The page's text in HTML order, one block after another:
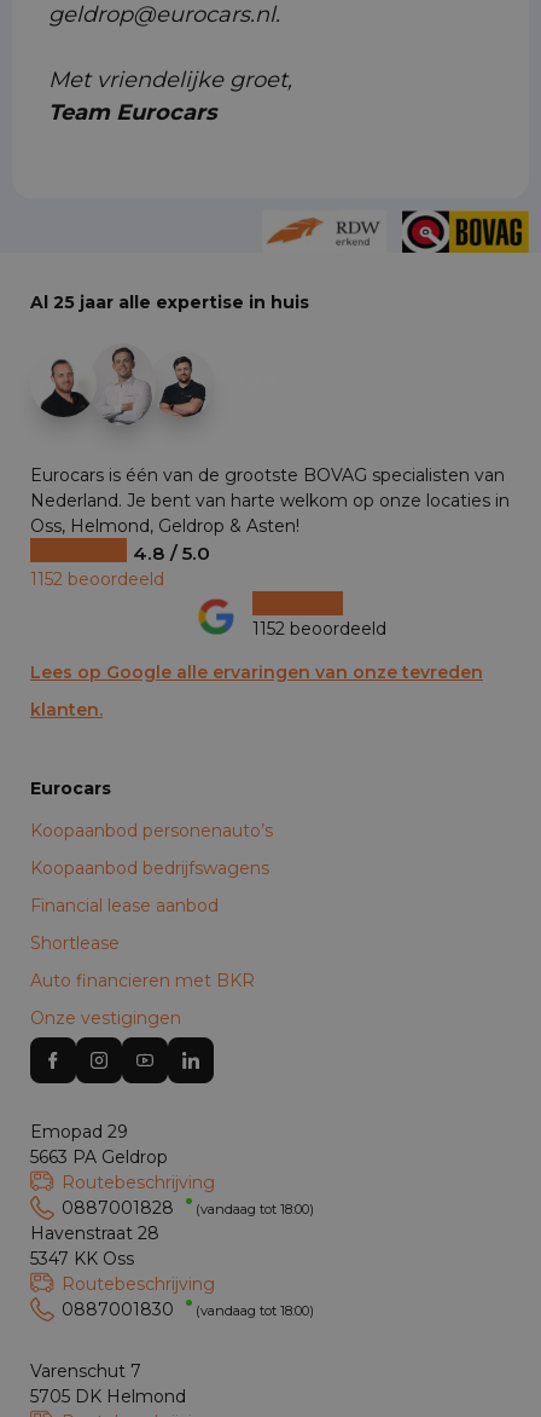
geldrop@eurocars.nl.
Met vriendelijke groet,
Team Eurocars
Al 25 jaar alle expertise in huis
Eurocars is één van de grootste BOVAG specialisten van
Nederland. Je bent van harte welkom op onze locaties in
Oss, Helmond, Geldrop & Asten!
4.8 / 5.0
1152 beoordeeld
1152 beoordeeld
Lees op Google alle ervaringen van onze tevreden
klanten.
Eurocars
Koopaanbod personenauto’s
Koopaanbod bedrijfswagens
Financial lease aanbod
Shortlease
Auto financieren met BKR
Onze vestigingen
Emopad 29
5663 PA Geldrop
Routebeschrijving
0887001828
(vandaag tot 18:00)
Havenstraat 28
5347 KK Oss
Routebeschrijving
0887001830
(vandaag tot 18:00)
Varenschut 7
5705 DK Helmond